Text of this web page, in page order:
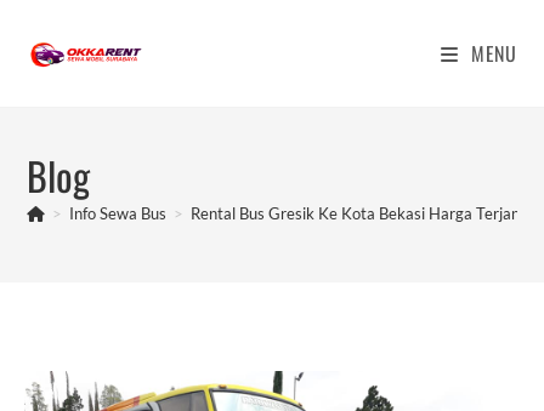
content
MENU
Blog
> Info Sewa Bus > Rental Bus Gresik Ke Kota Bekasi Harga